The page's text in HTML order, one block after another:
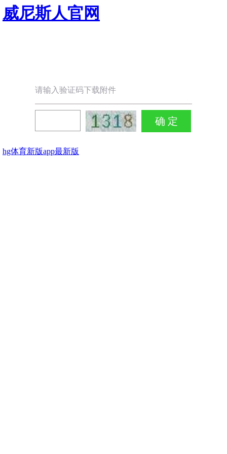
威尼斯人官网
请输入验证码下载附件
hg体育新版app最新版